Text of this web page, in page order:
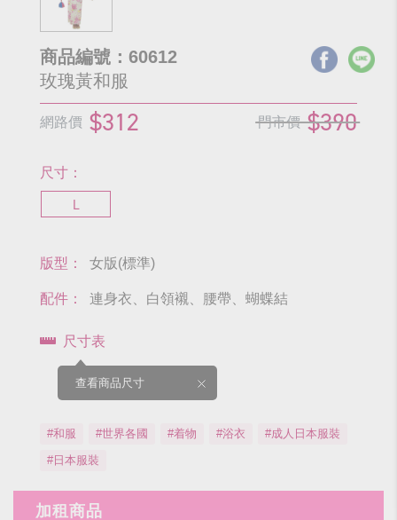
商品編號：60612
玫瑰黃和服
網路價 $312 門市價 $390
尺寸：
L
版型： 女版(標準)
配件： 連身衣、白領襯、腰帶、蝴蝶結
尺寸表
查看商品尺寸
#和服 #世界各國 #着物 #浴衣
#成人日本服裝
#日本服裝
加租商品